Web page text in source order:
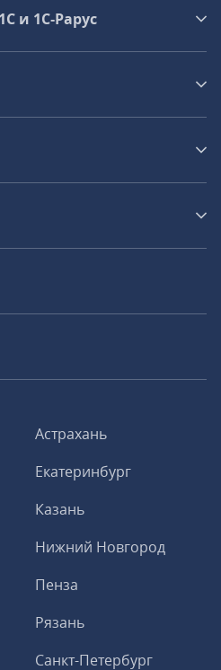
Астрахань
Екатеринбург
Казань
Нижний Новгород
Пенза
Рязань
Санкт-Петербург
и 1С‑Рарус